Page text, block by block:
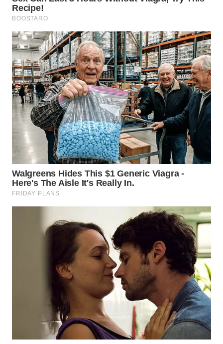
KUNINGAN
WN
MAJALENGKA
WN
SUBANG
WN
SUKABUMI
PURWAKARTA
WN
PRIANGAN
SEMARANG
BOROBUDUR
WN